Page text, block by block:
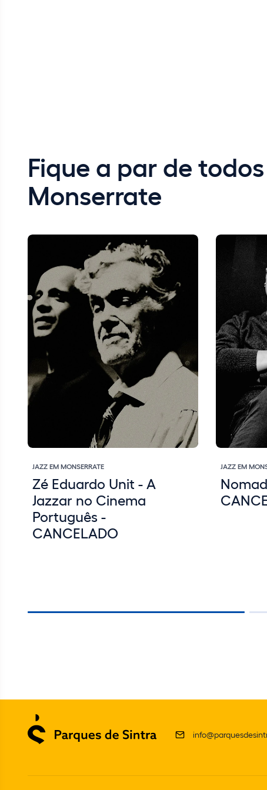
Fique a par de
Monserrate
JAZZ EM MONSERRATE
Zé Eduardo Unit - A
Jazzar no Cinema
Português -
CANCELADO
JAZZ EM